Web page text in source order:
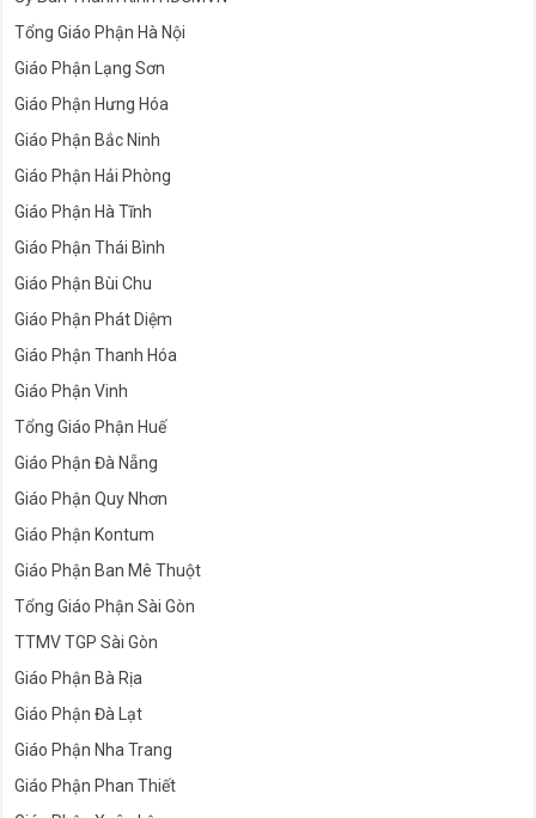
Tổng Giáo Phận Hà Nội
Giáo Phận Lạng Sơn
Giáo Phận Hưng Hóa
Giáo Phận Bắc Ninh
Giáo Phận Hải Phòng
Giáo Phận Hà Tĩnh
Giáo Phận Thái Bình
Giáo Phận Bùi Chu
Giáo Phận Phát Diệm
Giáo Phận Thanh Hóa
Giáo Phận Vinh
Tổng Giáo Phận Huế
Giáo Phận Đà Nẵng
Giáo Phận Quy Nhơn
Giáo Phận Kontum
Giáo Phận Ban Mê Thuột
Tổng Giáo Phận Sài Gòn
TTMV TGP Sài Gòn
Giáo Phận Bà Rịa
Giáo Phận Đà Lạt
Giáo Phận Nha Trang
Giáo Phận Phan Thiết